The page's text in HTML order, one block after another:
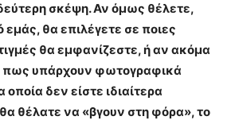
σκέψη. Αν όμως θέλετε,
θα επιλέγετε σε ποιες
θα εμφανίζεστε, ή αν ακόμα
πως υπάρχουν φωτογραφικά
οποία δεν είστε ιδιαίτερα
θέλατε να «βγουν στη φόρα», το